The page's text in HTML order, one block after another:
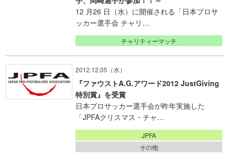
12 月26 日（水）に開催される「日本プロサ
ッカー選手会 チャリ…
チャリティーマッチ
2012.12.05（水）
『ファウストA.G.アワード2012 JustGiving
特別賞』を受賞
日本プロサッカー選手会が昨年実施した
「JPFAクリスマス・チャ…
JPFA
その他